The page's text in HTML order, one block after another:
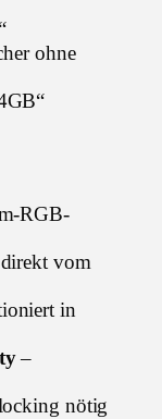
ohne
RGB-
vom
in
–
nötig